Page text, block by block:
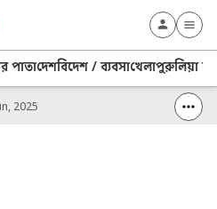
পাতাদেশবিদেশ / ব্যবসাখেলাপুরুলিয়া
2025